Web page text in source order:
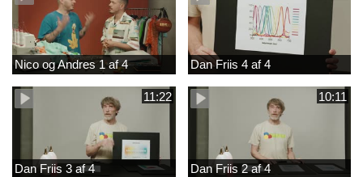
Nico og Andres 1 af 4 Dan Friis 4 af 4
11:22
Dan Friis 3 af 4
10:11
Dan Friis 2 af 4